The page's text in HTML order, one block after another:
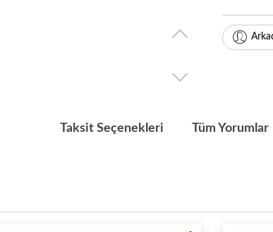
Taksit Seçenekleri Tüm Yorumlar